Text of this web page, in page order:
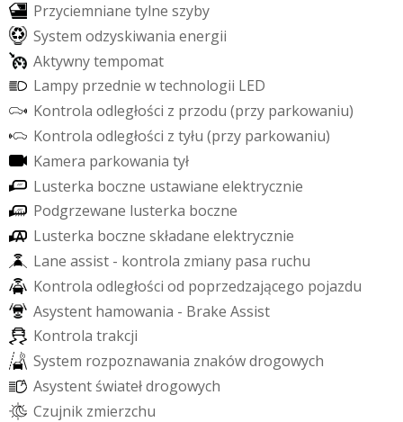
Przyciemniane tylne szyby
System odzyskiwania energii
Aktywnytempomat
Lampy przednie wtechnologii LED
Kontrola odległości z przodu (przy parkowaniu)
Kontrola odległości z tyłu (przy parkowaniu)
Kamera parkowania tył
Lusterka boczne ustawiane elektrycznie
Podgrzewane lusterka boczne
Lusterka boczne składane elektrycznie
Lane assist - kontrola zmiany pasa ruchu
Kontrola odległości od poprzedzającego pojazdu
Asystent hamowania - Brake Assist
Kontrola trakcji
System rozpoznawania znakówdrogowych
Asystent światełdrogowych
Czujnik zmierzchu